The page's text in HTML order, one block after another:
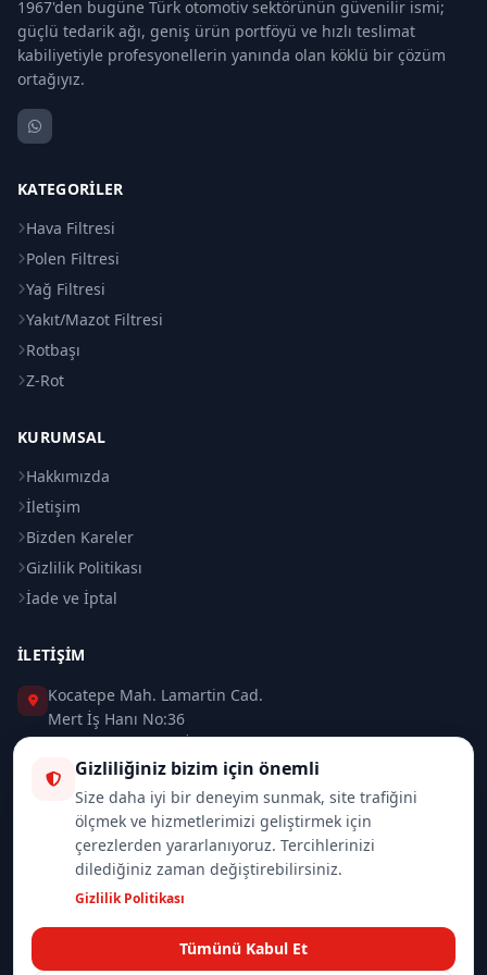
1967'den bugüne Türk otomotiv sektörünün güvenilir ismi;
güçlü tedarik ağı, geniş ürün portföyü ve hızlı teslimat
kabiliyetiyle profesyonellerin yanında olan köklü bir çözüm
ortağıyız.
KATEGORILER
Hava Filtresi
Polen Filtresi
Yağ Filtresi
Yakıt/Mazot Filtresi
Rotbaşı
Z-Rot
KURUMSAL
Hakkımızda
İletişim
Bizden Kareler
Gizlilik Politikası
İade ve İptal
İLETIŞIM
Kocatepe Mah. Lamartin Cad.
Mert İş Hanı No:36
Taksim / Beyoğlu / İSTANBUL
0 (212) 235 37 83
0 (532) 418 08 46
info@merttrade.com
Gizliliğiniz bizim için önemli
Size daha iyi bir deneyim sunmak, site trafiğini
ölçmek ve hizmetlerimizi geliştirmek için
çerezlerden yararlanıyoruz. Tercihlerinizi
dilediğiniz zaman değiştirebilirsiniz.
Gizlilik Politikası
Tümünü Kabul Et